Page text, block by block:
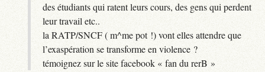
des étudiants qui ratent leurs cours, des gens qui perdent
leur travail etc..
la RATP/SNCF ( m^me pot !) vont elles attendre que
l’exaspération se transforme en violence ?
témoignez sur le site facebook « fan du rerB »